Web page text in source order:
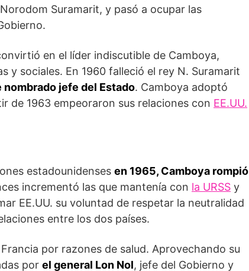
Suramarit, y pasó a ocupar las
en el líder indiscutible de Camboya,
y sociales. En 1960 falleció el rey N. Suramarit
nombrado jefe del Estado. Camboya adoptó
de 1963 empeoraron sus relaciones con EE.UU.
estadounidenses en 1965, Camboya rompió
incrementó las que mantenía con la URSS y
EE.UU. su voluntad de respetar la neutralidad
entre los dos países.
por razones de salud. Aprovechando su
por el general Lon Nol, jefe del Gobierno y